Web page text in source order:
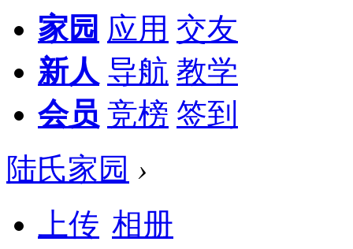
家园 应用 交友
新人 导航 教学
会员 竞榜 签到
陆氏家园 ›
上传 相册